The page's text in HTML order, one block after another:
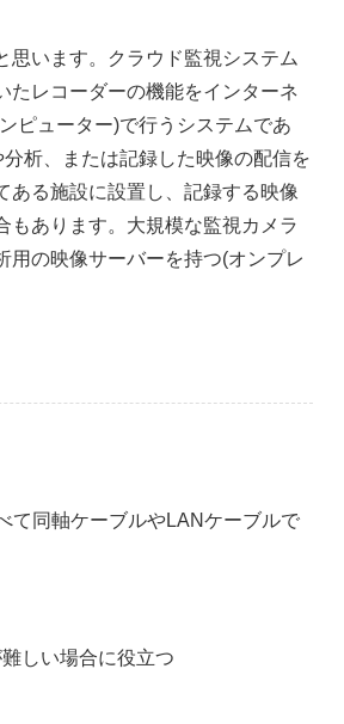
思います。クラウド監視システム
たレコーダーの機能をインターネ
ピューター)で行うシステムであ
析、または記録した映像の配信を
ある施設に設置し、記録する映像
もあります。大規模な監視カメラ
の映像サーバーを持つ(オンプレ
て同軸ケーブルやLANケーブルで
しい場合に役立つ